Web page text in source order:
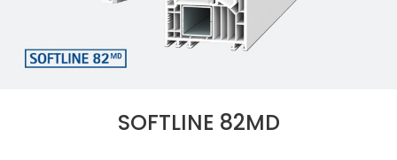
SOFTLINE 82MD